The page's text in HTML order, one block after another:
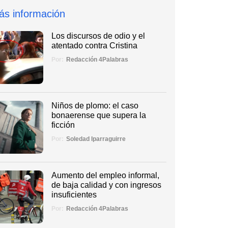
información
Los discursos de odio y el
atentado contra Cristina
Por: Redacción 4Palabras
Niños de plomo: el caso
bonaerense que supera la
ficción
Por: Soledad Iparraguirre
Aumento del empleo informal,
de baja calidad y con ingresos
insuficientes
Por: Redacción 4Palabras